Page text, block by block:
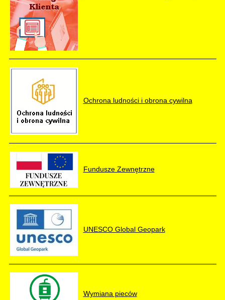
Ochrona ludności i obrona cywilna
Fundusze Zewnętrzne
UNESCO Global Geopark
Wymiana pieców